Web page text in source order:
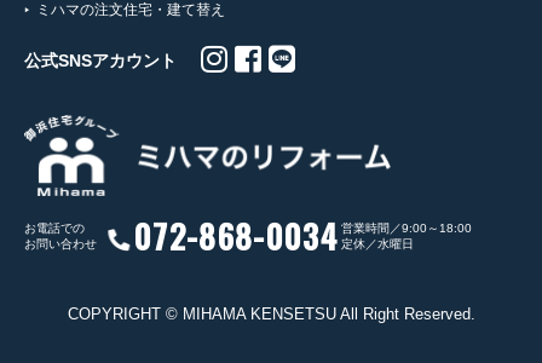
ミハマの注文住宅・建て替え
公式SNSアカウント
お電話での
お問い合わせ
072-868-0034 営業時間／9:00～18:00
定休／水曜日
COPYRIGHT © MIHAMA KENSETSU All Right Reserved.